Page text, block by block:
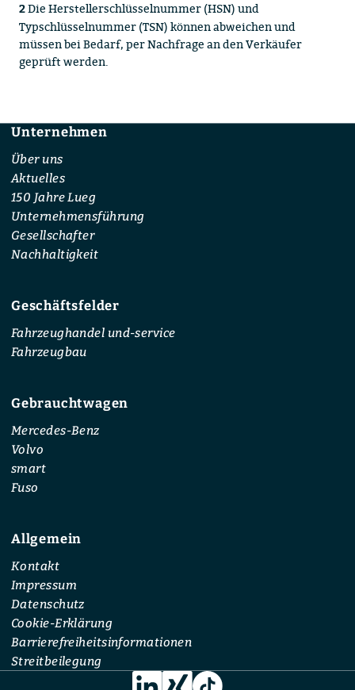
2Die Herstellerschlüsselnummer (HSN) und
Typschlüsselnummer (TSN) können abweichen und
müssen bei Bedarf, per Nachfrage an den Verkäufer
geprüft werden.
Footer
Unternehmen
Über uns
Aktuelles
150 Jahre Lueg
Unternehmensführung
Gesellschafter
Nachhaltigkeit
Geschäftsfelder
Fahrzeughandel und-service
Fahrzeugbau
Gebrauchtwagen
Mercedes-Benz
Volvo
smart
Fuso
Allgemein
Kontakt
Impressum
Datenschutz
Cookie-Erklärung
Barrierefreiheitsinformationen
Streitbeilegung